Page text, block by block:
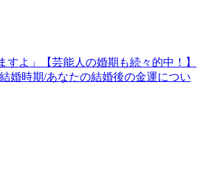
すよ」【芸能人の婚期も続々的中！】
婚時期/あなたの結婚後の金運につい